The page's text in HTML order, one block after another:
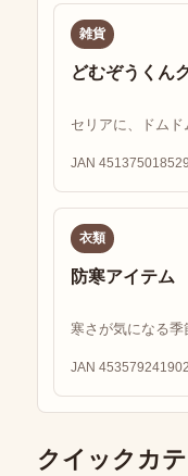
雑貨
どむぞうくん
セリアに、ドムド
JAN
衣類
防寒アイテム
寒さが気になる季
JAN
クイックカ